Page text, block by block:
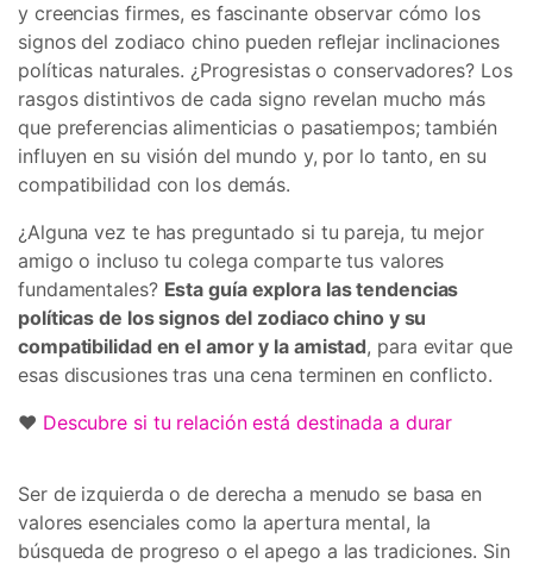
y creencias firmes, es fascinante observar cómo los
signos del zodiaco chino pueden reflejar inclinaciones
políticas naturales. ¿Progresistas o conservadores? Los
rasgos distintivos de cada signo revelan mucho más
que preferencias alimenticias o pasatiempos; también
influyen en su visión del mundo y, por lo tanto, en su
compatibilidad con los demás.
¿Alguna vez te has preguntado si tu pareja, tu mejor
amigo o incluso tu colega comparte tus valores
fundamentales? Esta guía explora las tendencias
políticas de los signos del zodiaco chino y su
compatibilidad en el amor y la amistad, para evitar que
esas discusiones tras una cena terminen en conflicto.
❤️ Descubre si tu relación está destinada a durar
Ser de izquierda o de derecha a menudo se basa en
valores esenciales como la apertura mental, la
búsqueda de progreso o el apego a las tradiciones. Sin